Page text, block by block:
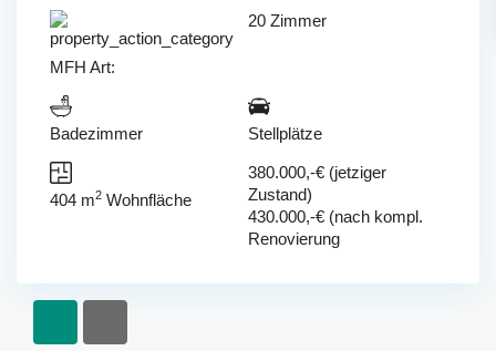
MFH Art:
20 Zimmer
Badezimmer Stellplätze
404 m2 Wohnfläche
380.000,-€ (jetziger
Zustand)
430.000,-€ (nach kompl.
Renovierung